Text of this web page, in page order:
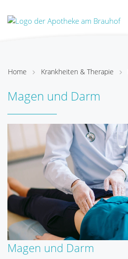
Home Krankheiten & Therapie
Magen und Darm
Magen und Darm